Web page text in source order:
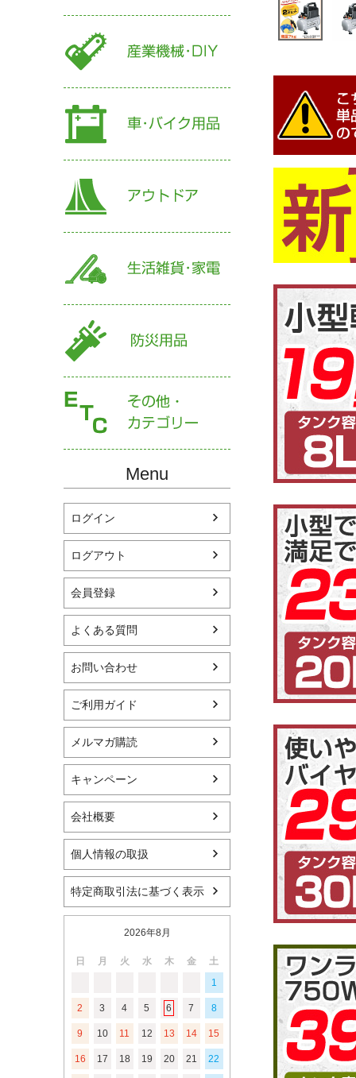
Menu
ログイン
ログアウト
会員登録
よくある質問
お問い合わせ
ご利用ガイド
メルマガ購読
キャンペーン
会社概要
個人情報の取扱
特定商取引法に基づく表示
2026年8月
日 月 火 水 木 金
土
1
2 3 4 5 6 7 8
9 10 11 12 13 14 15
16 17 18 19 20 21 22